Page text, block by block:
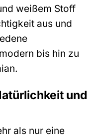
weißem Stoff
aus und
bis hin zu
und
als nur eine